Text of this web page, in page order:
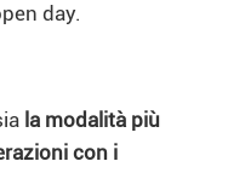
day.
la modalità più
con i